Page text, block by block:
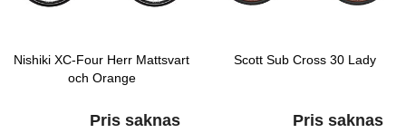
Nishiki XC-Four Herr Mattsvart
och Orange
Pris saknas
Scott Sub Cross 30 Lady
Pris saknas